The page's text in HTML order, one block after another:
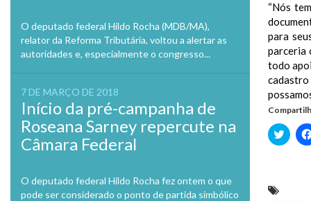
O deputado federal Hildo Rocha (MDB/MA),
relator da Reforma Tributária, voltou a alertar as
autoridades e, especialmente o congresso...
7 DE MARÇO DE 2018
Início da pré-campanha de
Roseana Sarney repercute na
Câmara Federal
O deputado federal Hildo Rocha fez ontem o que
pode ser considerado o ponto de partida simbólico
“Nós
para
parceria
todo
Clique
para